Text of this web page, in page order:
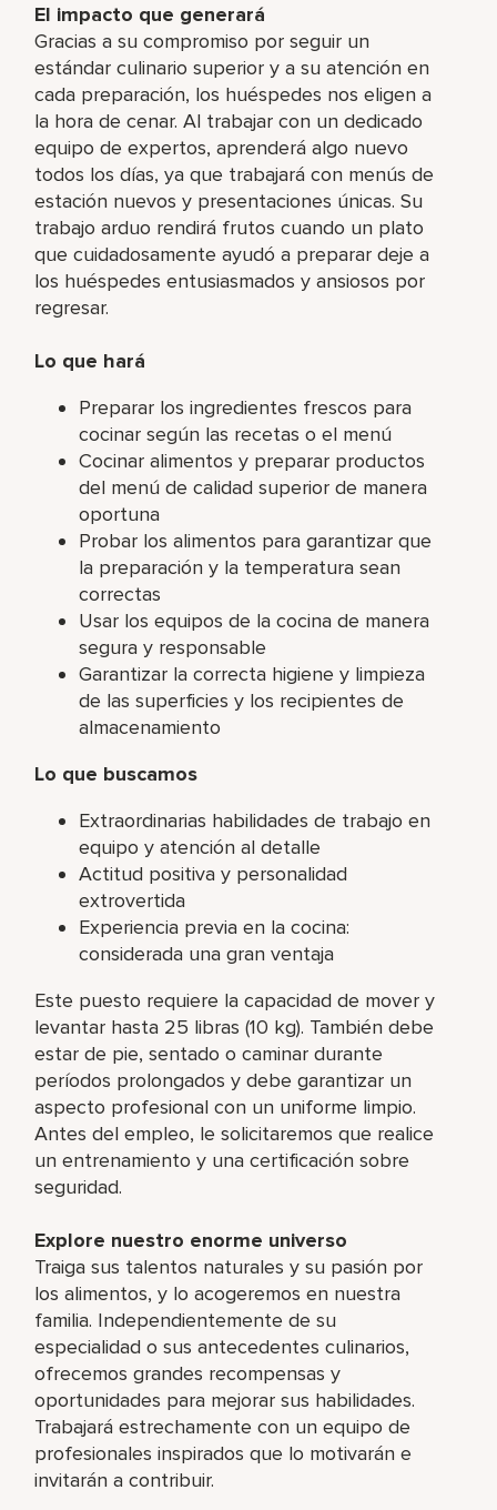
El impacto que generará
Gracias a su compromiso por seguir un
estándar culinario superior y a su atención en
cada preparación, los huéspedes nos eligen a
la hora de cenar. Al trabajar con un dedicado
equipo de expertos, aprenderá algo nuevo
todos los días, ya que trabajará con menús de
estación nuevos y presentaciones únicas. Su
trabajo arduo rendirá frutos cuando un plato
que cuidadosamente ayudó a preparar deje a
los huéspedes entusiasmados y ansiosos por
regresar.
Lo que hará
Preparar los ingredientes frescos para
cocinar según las recetas o el menú
Cocinar alimentos y preparar productos
del menú de calidad superior de manera
oportuna
Probar los alimentos para garantizar que
la preparación y la temperatura sean
correctas
Usar los equipos de la cocina de manera
segura y responsable
Garantizar la correcta higiene y limpieza
de las superficies y los recipientes de
almacenamiento
Lo que buscamos
Extraordinarias habilidades de trabajo en
equipo y atención al detalle
Actitud positiva y personalidad
extrovertida
Experiencia previa en la cocina:
considerada una gran ventaja
Este puesto requiere la capacidad de mover y
levantar hasta 25 libras (10 kg). También debe
estar de pie, sentado o caminar durante
períodos prolongados y debe garantizar un
aspecto profesional con un uniforme limpio.
Antes del empleo, le solicitaremos que realice
un entrenamiento y una certificación sobre
seguridad.
Explore nuestro enorme universo
Traiga sus talentos naturales y su pasión por
los alimentos, y lo acogeremos en nuestra
familia. Independientemente de su
especialidad o sus antecedentes culinarios,
ofrecemos grandes recompensas y
oportunidades para mejorar sus habilidades.
Trabajará estrechamente con un equipo de
profesionales inspirados que lo motivarán e
invitarán a contribuir.